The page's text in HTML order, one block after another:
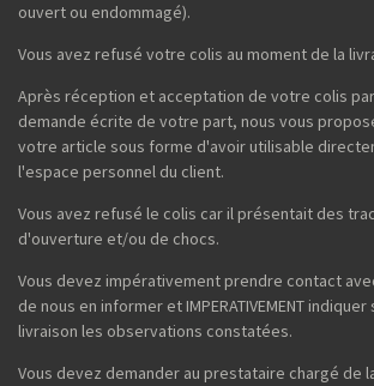
ouvert ou endommagé).
Vous avez refusé votre colis au moment de la
Après réception et acceptation de votre colis
demande écrite de votre part, nous vous
votre article sous forme d'avoir utilisable
l'espace personnel du client.
Vous avez refusé le colis car il présentait des
d'ouverture et/ou de chocs.
Vous devez impérativement prendre contact
de nous en informer et IMPERATIVEMENT
livraison les observations constatées.
Vous devez demander au prestataire chargé de